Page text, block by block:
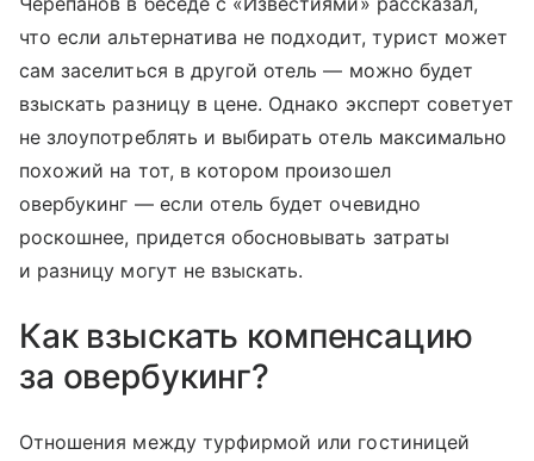
что если альтернатива не подходит, турист может
сам заселиться в другой отель — можно будет
взыскать разницу в цене. Однако эксперт советует
не злоупотреблять и выбирать отель максимально
похожий на тот, в котором произошел
овербукинг — если отель будет очевидно
роскошнее, придется обосновывать затраты
и разницу могут не взыскать.
Как взыскать компенсацию
за овербукинг?
Отношения между турфирмой или гостиницей